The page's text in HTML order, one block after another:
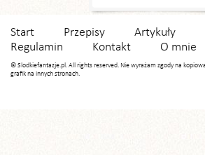
Start Przepisy Artykuły
Regulamin
Kontakt O mnie
© Slodkiefantazje.pl. All rights reserved. Nie wyrażam zgody na
grafik na innych stronach.